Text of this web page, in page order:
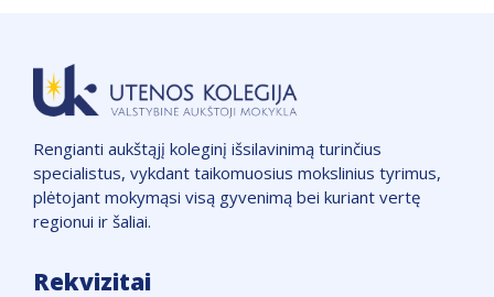
Rengianti aukštąjį koleginį išsilavinimą turinčius
specialistus, vykdant taikomuosius mokslinius tyrimus,
plėtojant mokymąsi visą gyvenimą bei kuriant vertę
regionui ir šaliai.
Rekvizitai